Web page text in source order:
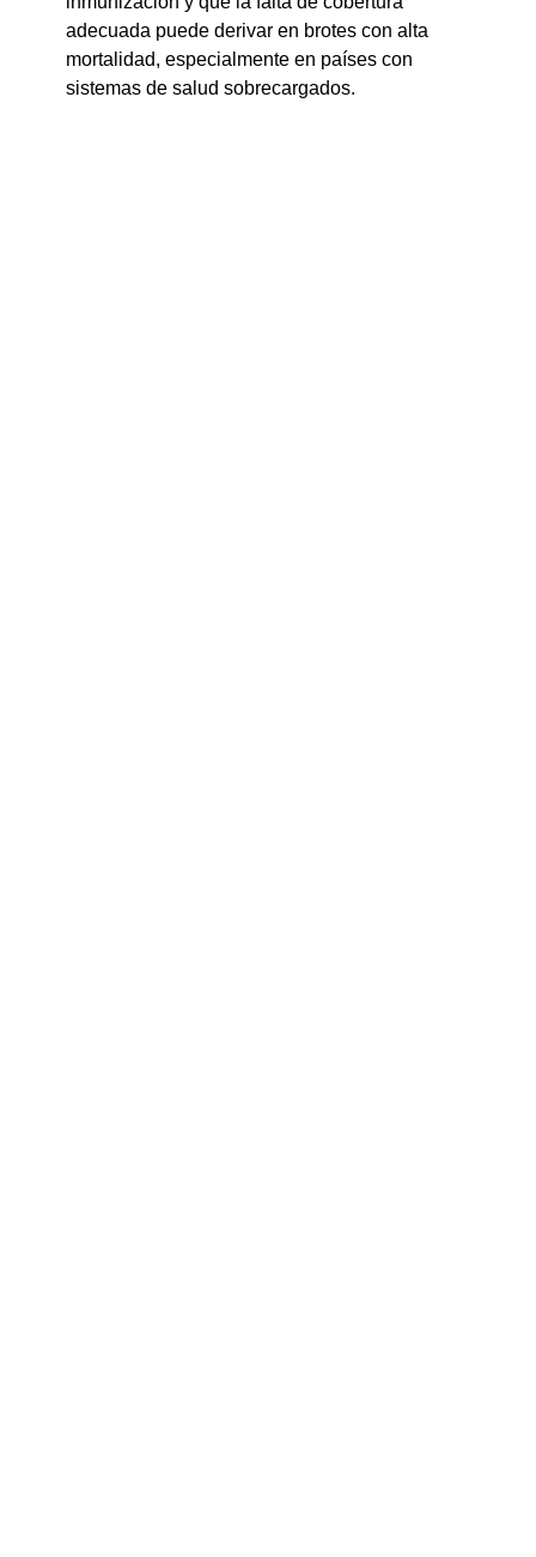
adecuada puede derivar en brotes con alta
mortalidad, especialmente en países con
sistemas de salud sobrecargados.